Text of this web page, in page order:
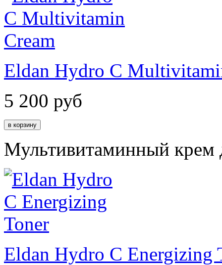
Eldan Hydro C
5 200 руб
Мультивитаминный крем
Eldan Hydro C Energizing